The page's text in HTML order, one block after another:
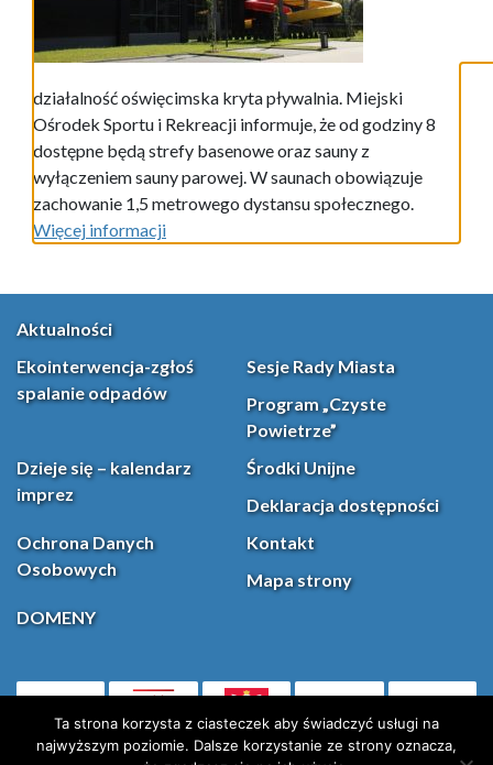
działalność oświęcimska kryta pływalnia. Miejski
Ośrodek Sportu i Rekreacji informuje, że od godziny 8
dostępne będą strefy basenowe oraz sauny z
wyłączeniem sauny parowej. W saunach obowiązuje
zachowanie 1,5 metrowego dystansu społecznego.
Więcej informacji
Aktualności
Ekointerwencja-zgłoś
spalanie odpadów
Sesje Rady Miasta
Program „Czyste
Powietrze”
Dzieje się – kalendarz
imprez
Środki Unijne
Deklaracja dostępności
Ochrona Danych
Osobowych
Kontakt
Mapa strony
DOMENY
(otwiera się w nowej karcie)Facebook
Ta strona korzysta z ciasteczek aby świadczyć usługi na
najwyższym poziomie. Dalsze korzystanie ze strony oznacza,